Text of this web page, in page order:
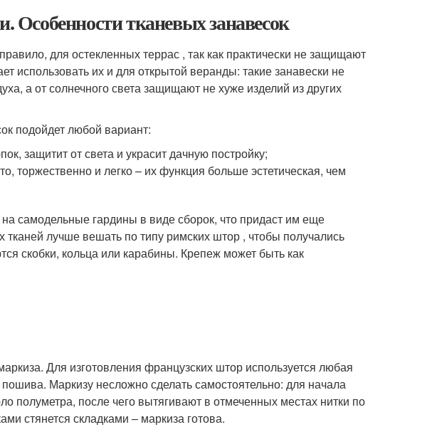
тканевых занавесок
для остекленных террас , так как практически не защищают
использовать их и для открытой веранды: такие занавески не
а от солнечного света защищают не хуже изделий из других
подойдет любой вариант:
защитит от света и украсит дачную постройку;
торжественно и легко – их функция больше эстетическая, чем
самодельные гардины в виде сборок, что придаст им еще
лучше вешать по типу римских штор , чтобы получались
скобки, кольца или карабины. Крепеж может быть как
Для изготовления французских штор используется любая
Маркизу несложно сделать самостоятельно: для начала
полуметра, после чего вытягивают в отмеченных местах нитки по
стянется складками – маркиза готова.